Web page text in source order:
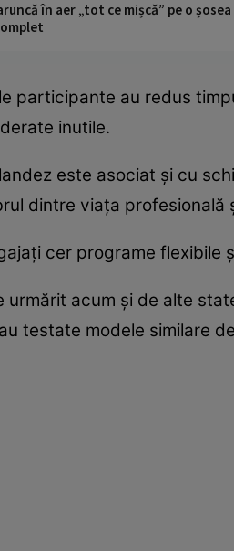
în aer „tot ce mișcă” pe o
participante au redus
inutile.
este asociat și cu
dintre viața profesională
cer programe
urmărit acum și de alte
testate modele similare